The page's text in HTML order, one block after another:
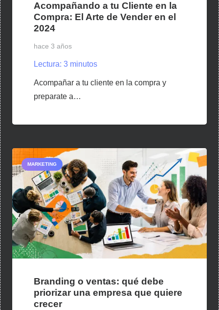
Acompañando a tu Cliente en la
Compra: El Arte de Vender en el
2024
hace 3 años
Lectura: 3 minutos
Acompañar a tu cliente en la compra y
preparate a…
MARKETING
Branding o ventas: qué debe
priorizar una empresa que quiere
crecer